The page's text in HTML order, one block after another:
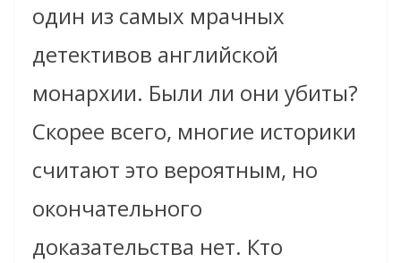
один из самых мрачных
детективов английской
монархии. Были ли они убиты?
Скорее всего, многие историки
считают это вероятным, но
окончательного
доказательства нет. Кто